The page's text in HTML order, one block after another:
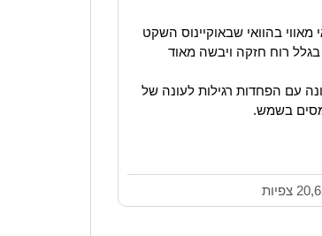
בהוואי שבאוקיינוס השקט
רוח חזקה ויבשה מאוד
עם הפחדות רגילות לעונה של
בשמש.